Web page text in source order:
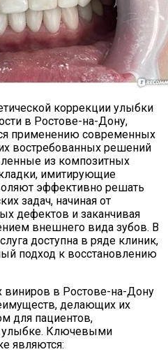
коррекции улыбки
в Ростове-на-Дону,
применению современных
востребованных решений
из композитных
имитирующие
эффективно решать
задач, начиная от
дефектов и заканчивая
внешнего вида зубов. В
доступна в ряде клиник,
подход к восстановлению
в Ростове-на-Дону
делающих их
для пациентов,
улыбке. Ключевыми
являются: